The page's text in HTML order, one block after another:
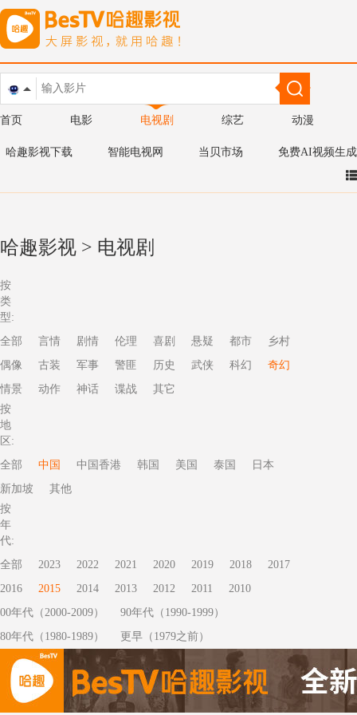
首页 电影 电视剧 综艺 动漫
哈趣影视下载 智能电视网 当贝市场 免费AI视频生成
哈趣影视 > 电视剧
按
类
型:
全部
言情 剧情 伦理 喜剧 悬疑 都市
乡村
偶像
古装 军事 警匪 历史 武侠 科幻
奇幻
情景
动作 神话 谍战
其它
按
地
区:
全部
中国 中国香港 韩国 美国 泰国
日本
新加坡
其他
按
年
代:
全部
2023 2022 2021 2020 2019 2018
2017
2016
2015 2014 2013 2012 2011
2010
00年代（2000-2009）
90年代（1990-1999）
80年代（1980-1989）
更早（1979之前）